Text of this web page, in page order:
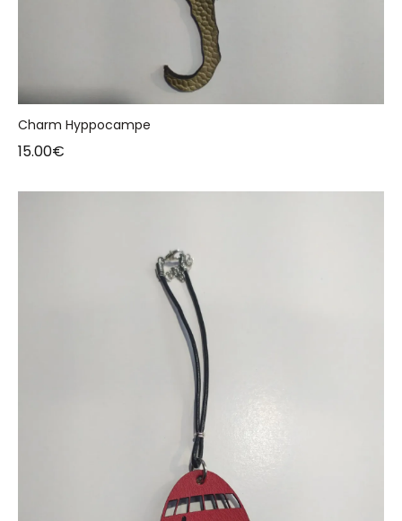
Charm Hyppocampe
15.00€